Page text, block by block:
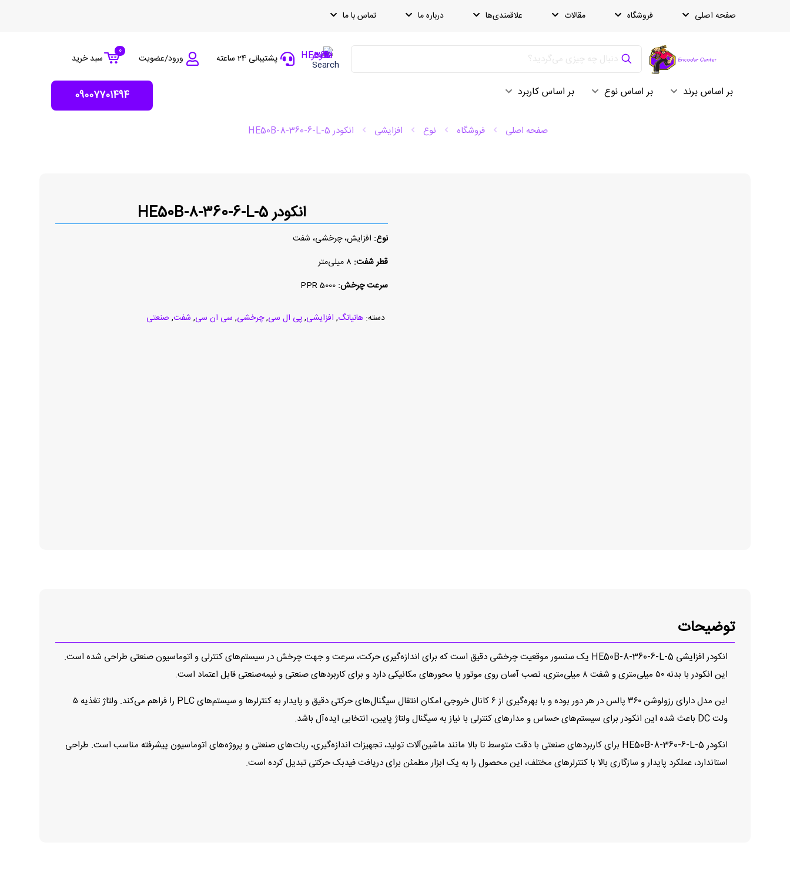
صفحه اصلی فروشگاه مقالات علاقمندی‌ها درباره ما تماس با ما
Search پشتیبانی 24 ساعته ورود/عضویت
0
سبد خرید
بر اساس برند بر اساس نوع بر اساس کاربرد 09007701494
صفحه اصلی فروشگاه نوع افزایشی انکودر HE50B-8-360-6-L-5
انکودر HE50B-8-360-6-L-5
نوع: افزایش، چرخشی، شفت
قطر شفت:
سرعت چرخش:
دسته: هانیانگ, افزایشی,پی ال سی,چرخشی, سی ان سی, شفت, صنعتی
توضیحات
انکودر افزایشی HE50B-8-360-6-L-5 یک سنسور موقعیت چرخشی دقیق است که برای اندازه‌گیری حرکت، سرعت و جهت چرخش در سیستم‌های کنترلی و اتوماسیون صنعتی طراحی شده است.
این انکودر با بدنه ۵۰ میلی‌متری و شفت ۸ میلی‌متری، نصب آسان روی موتور یا محورهای مکانیکی دارد و برای کاربردهای صنعتی و نیمه‌صنعتی قابل اعتماد است.
این مدل دارای رزولوشن ۳۶۰ پالس در هر دور بوده و با بهره‌گیری از ۶ کانال خروجی امکان انتقال سیگنال‌های حرکتی دقیق و پایدار به کنترلرها و سیستم‌های PLC را فراهم می‌کند. ولتاژ تغذیه ۵
ولت DC باعث شده این انکودر برای سیستم‌های حساس و مدارهای کنترلی با نیاز به سیگنال ولتاژ پایین، انتخابی ایده‌آل باشد.
انکودر HE50B-8-360-6-L-5 برای کاربردهای صنعتی با دقت متوسط تا بالا مانند ماشین‌آلات تولید، تجهیزات اندازه‌گیری، ربات‌های صنعتی و پروژه‌های اتوماسیون پیشرفته مناسب است. طراحی
استاندارد، عملکرد پایدار و سازگاری بالا با کنترلرهای مختلف، این محصول را به یک ابزار مطمئن برای دریافت فیدبک حرکتی تبدیل کرده است.